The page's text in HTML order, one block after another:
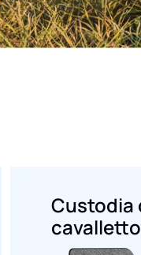
Custodia
cavalletto